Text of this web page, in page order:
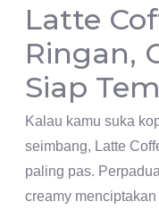
Latte
Ringan,
Siap
Kalau kamu suka
seimbang, Latte
paling pas.
creamy